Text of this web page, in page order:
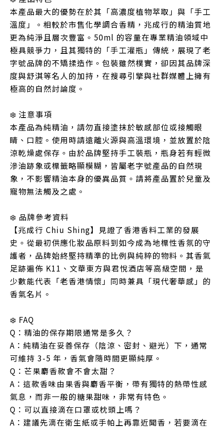
本產品最大的優勢在於其「高濃度植物萃取」與「手工
溫度」。相較於市售化學調合香精，兆成行的精油質地
更為純淨且層次豐富。50ml 的容量在專業精油領域中
極具競爭力，且其獨特的「手工灌瓶」傳統，展現了老
字號品牌的不矯揉造作。包裝雖然樸實，卻因其品牌深
度與舒淇等名人的加持，在搜尋引擎與社群媒體上擁有
極高的自然討論度。
❄️ 注意事項
本產品為純精油，請勿直接塗抹於敏感部位或接觸眼
睛、口腔。使用時請遠離火源與高溫環境，並放置於陰
涼乾燥處保存。由於品牌堅持手工裝瓶，瓶身若有輕微
滲油跡象或標籤略顯模糊，皆屬老字號產品的自然現
象，不影響精油本身的優異品質。請將產品置於兒童及
寵物無法觸及之處。
❄️ 品牌參考資料
【兆成行 Chiu Shing】見證了香港香料工業的發展
史。從最初供應化妝品原料到如今成為地標性香氛的守
護者，品牌始終堅持精準的比例與純粹的物料。其香氣
足跡遍佈 K11、文華東方與君悅酒店等高級空間，是
少數能代表「老香港情懷」同時兼具「現代奢華感」的
香氣名片。
❄️ FAQ
Q：精油的保存期限通常是多久？
A：純精油在妥善保存（陰涼、密封、避光）下，通常
可維持 3-5 年，香氣會隨時間更顯純厚。
Q：芒果麝香款會不會太甜？
A：這款香味由果香與麝香平衡，帶有獨特的熱帶性感
氣息，而非一般的糖果甜味，非常有特色。
Q：可以直接滴在口罩或枕頭上嗎？
A：建議先滴在衛生紙或手帕上再靠近聞香，若要滴在